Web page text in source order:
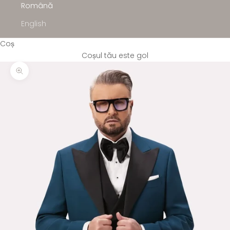
Română
English
Coș
Coșul tău este gol
Mărește